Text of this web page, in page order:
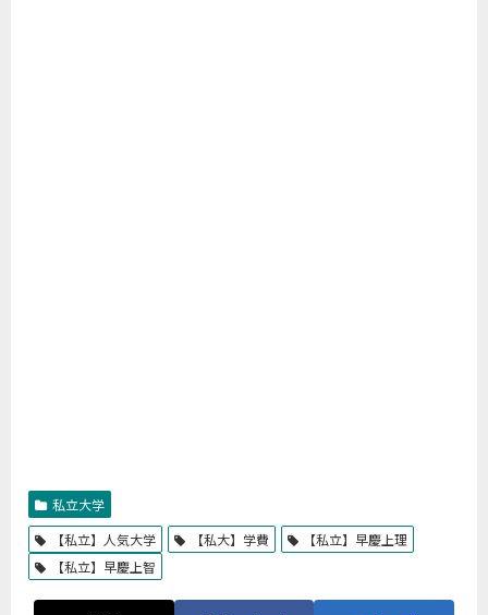
私立大学
【私立】人気大学
【私大】学費
【私立】早慶上理
【私立】早慶上智